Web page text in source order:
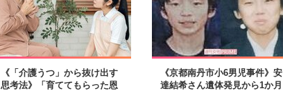
《「介護うつ」から抜け出す
思考法》「育ててもらった恩
《京都南丹市小6男児事件》安
達結希さん遺体発見から1か月